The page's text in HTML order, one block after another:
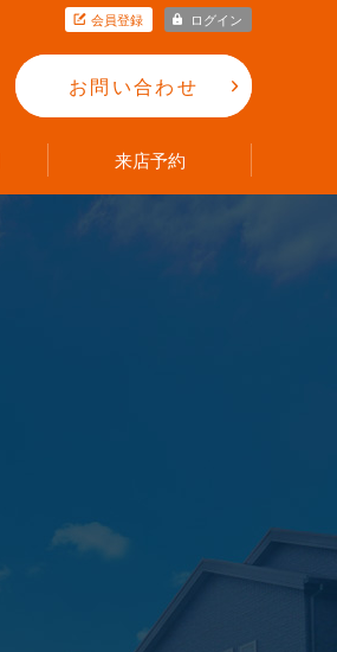
会員登録 ログイン
お問い合わせ
来店予約